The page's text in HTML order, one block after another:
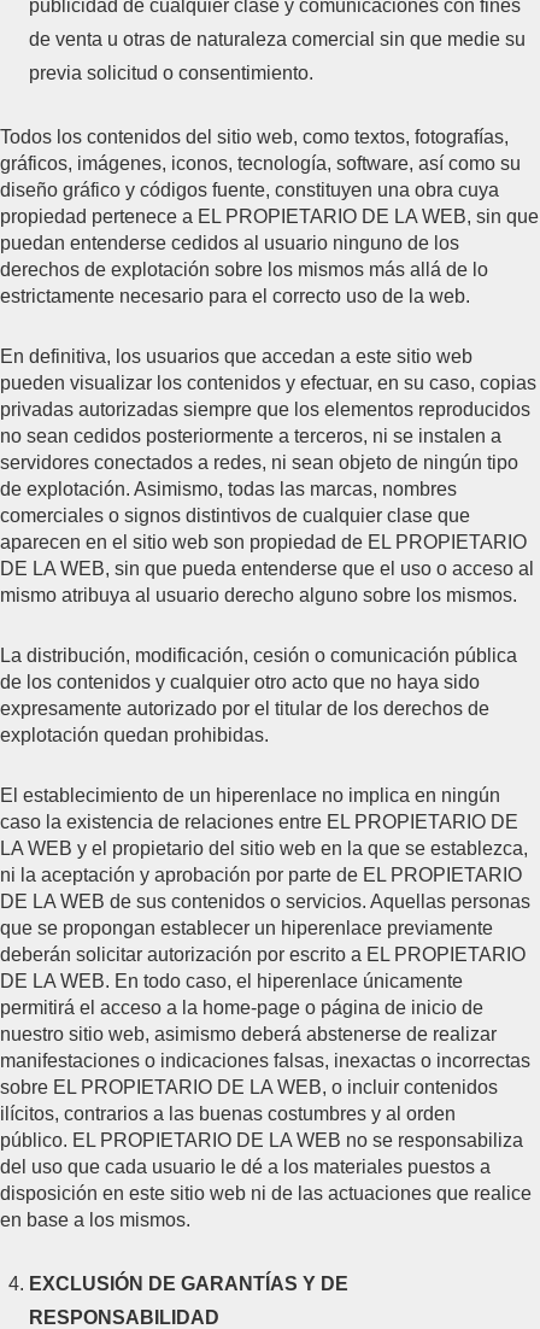
publicidad de cualquier clase y comunicaciones con fines
de venta u otras de naturaleza comercial sin que medie su
previa solicitud o consentimiento.
Todos los contenidos del sitio web, como textos, fotografías,
gráficos, imágenes, iconos, tecnología, software, así como su
diseño gráfico y códigos fuente, constituyen una obra cuya
propiedad pertenece a EL PROPIETARIO DE LA WEB, sin que
puedan entenderse cedidos al usuario ninguno de los
derechos de explotación sobre los mismos más allá de lo
estrictamente necesario para el correcto uso de la web.
En definitiva, los usuarios que accedan a este sitio web
pueden visualizar los contenidos y efectuar, en su caso, copias
privadas autorizadas siempre que los elementos reproducidos
no sean cedidos posteriormente a terceros, ni se instalen a
servidores conectados a redes, ni sean objeto de ningún tipo
de explotación. Asimismo, todas las marcas, nombres
comerciales o signos distintivos de cualquier clase que
aparecen en el sitio web son propiedad de EL PROPIETARIO
DE LA WEB, sin que pueda entenderse que el uso o acceso al
mismo atribuya al usuario derecho alguno sobre los mismos.
La distribución, modificación, cesión o comunicación pública
de los contenidos y cualquier otro acto que no haya sido
expresamente autorizado por el titular de los derechos de
explotación quedan prohibidas.
El establecimiento de un hiperenlace no implica en ningún
caso la existencia de relaciones entre EL PROPIETARIO DE
LA WEB y el propietario del sitio web en la que se establezca,
ni la aceptación y aprobación por parte de EL PROPIETARIO
DE LA WEB de sus contenidos o servicios. Aquellas personas
que se propongan establecer un hiperenlace previamente
deberán solicitar autorización por escrito a EL PROPIETARIO
DE LA WEB. En todo caso, el hiperenlace únicamente
permitirá el acceso a la home-page o página de inicio de
nuestro sitio web, asimismo deberá abstenerse de realizar
manifestaciones o indicaciones falsas, inexactas o incorrectas
sobre EL PROPIETARIO DE LA WEB, o incluir contenidos
ilícitos, contrarios a las buenas costumbres y al orden
público. EL PROPIETARIO DE LA WEB no se responsabiliza
del uso que cada usuario le dé a los materiales puestos a
disposición en este sitio web ni de las actuaciones que realice
en base a los mismos.
EXCLUSIÓN DE GARANTÍAS Y DE
RESPONSABILIDAD